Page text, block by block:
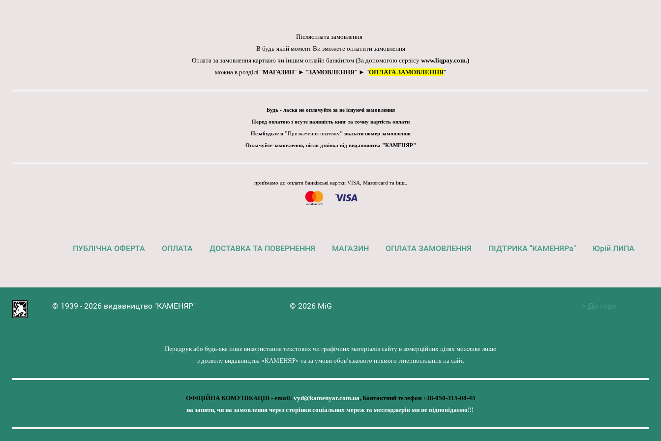
Післясплата замовлення
В будь-який момент Ви зможете оплатити замовлення
Оплата за замовлення карткою чи іншим онлайн банкінгом (За допомогою сервісу www.liqpay.com.)
можна в розділі "МАГАЗИН" ► "ЗАМОВЛЕННЯ" ► "ОПЛАТА ЗАМОВЛЕННЯ"
Будь - ласка не оплачуйте за не існуючі замовлення
Перед оплатою з'ясуте наявність книг та точну вартість оплати
Незабудьте в "Призначення платежу" вказати номер замовлення
Оплачуйте замовлення, після дзвінка від видавництва "КАМЕНЯР"
приймамо до оплати банківські картки VISA, Mastercard та інші.
ПУБЛІЧНА ОФЕРТА ОПЛАТА ДОСТАВКА ТА ПОВЕРНЕННЯ МАГАЗИН ОПЛАТА ЗАМОВЛЕННЯ ПІДТРИКА "КАМЕНЯРа" Юрій ЛИПА
© 1939 - 2026 видавництво "КАМЕНЯР" © 2026 MiG До гори
Передрук або будь-яке інше використання текстових чи графічних матеріалів сайту в комерційних цілях можливе лише
з дозволу видавництва «КАМЕНЯР» та за умови обов’язкового прямого гіперпосилання на сайт.
ОФіЦІЙНА КОМУНІКАЦІЯ - email: vyd@kamenyar.com.ua, Контактний телефон +38-050-315-08-45
на запити, чи на замовлення через сторінки соціальних мереж та месенджерів ми не відповідаємо!!!